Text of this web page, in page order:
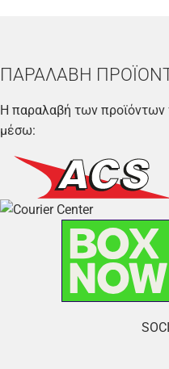
ΠΑΡΑΛΑΒΗ
Η παραλαβή των προϊόντων
μέσω: